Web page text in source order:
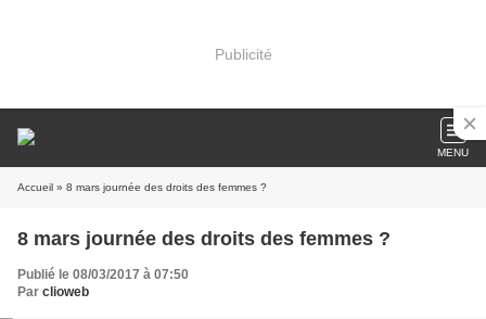
Publicité
MENU
Accueil » 8 mars journée des droits des femmes ?
8 mars journée des droits des femmes ?
Publié le 08/03/2017 à 07:50
Par clioweb